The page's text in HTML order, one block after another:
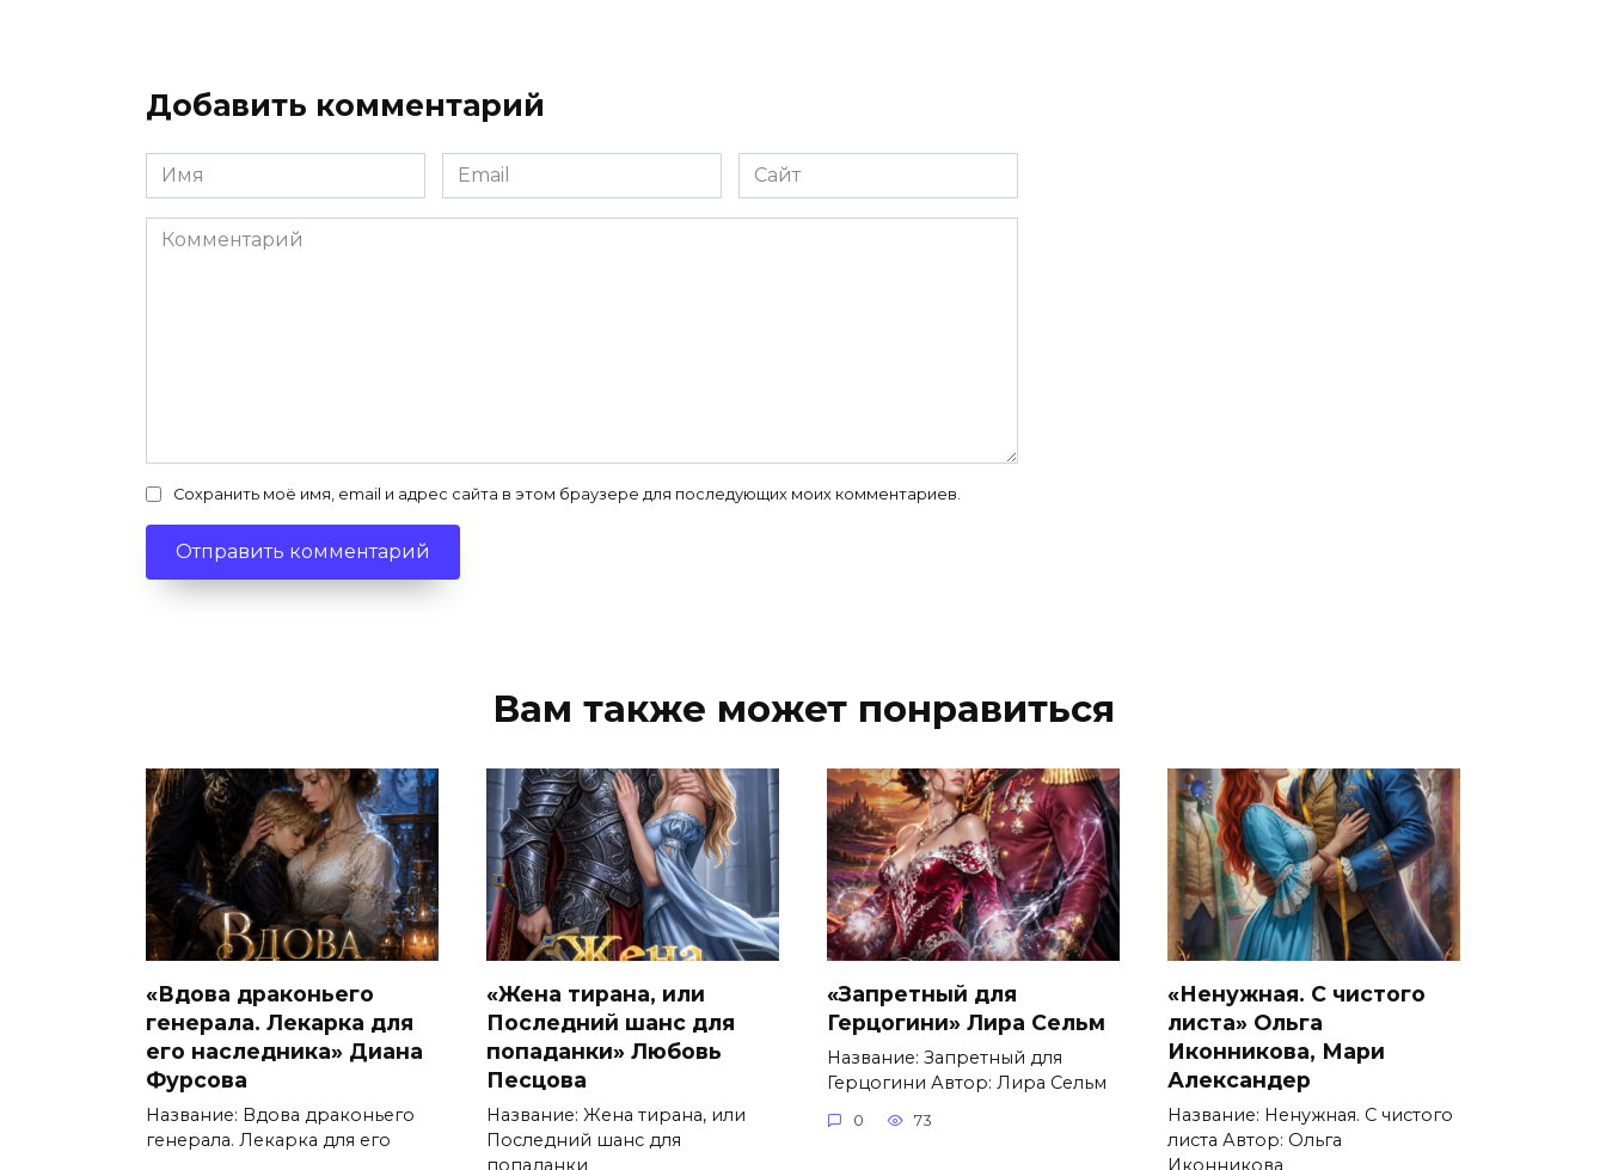
Добавить комментарий
Имя
*
Email
*
Сайт
Комментарий
Сохранить моё имя, email и адрес сайта в этом браузере для последующих моих комментариев.
Вам также может понравиться
«Вдова драконьего
генерала. Лекарка для
его наследника» Диана
Фурсова
Название: Вдова драконьего
генерала. Лекарка для его
«Жена тирана, или
Последний шанс для
попаданки» Любовь
Песцова
Название: Жена тирана, или
Последний шанс для
попаданки
«Запретный для
Герцогини» Лира Сельм
Название: Запретный для
Герцогини Автор: Лира Сельм
0 73
«Ненужная. С чистого
листа» Ольга
Иконникова, Мари
Александер
Название: Ненужная. С чистого
листа Автор: Ольга
Иконникова